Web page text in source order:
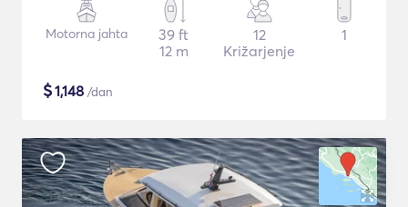
Motorna jahta
39 ft
12 m
12
Križarjenje
1
$1,148 /dan